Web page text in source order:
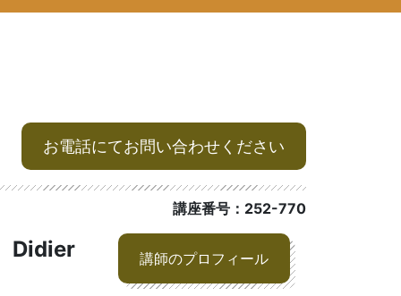
お電話にてお問い合わせください
講座番号：252-770
Didier 講師のプロフィール